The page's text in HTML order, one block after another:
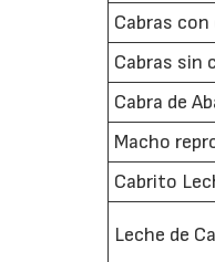
Cabras
Cabras sin
Cabra de
Macho
Cabrito
Leche de